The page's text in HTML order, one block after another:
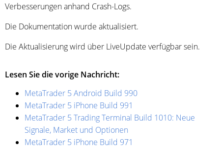
Verbesserungen anhand Crash-Logs.
Die Dokumentation wurde aktualisiert.
Die Aktualisierung wird über LiveUpdate verfügbar sein.
Lesen Sie die vorige Nachricht:
MetaTrader 5 Android Build 990
MetaTrader 5 iPhone Build 991
MetaTrader 5 Trading Terminal Build 1010: Neue
Signale, Market und Optionen
MetaTrader 5 iPhone Build 971